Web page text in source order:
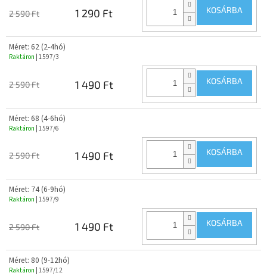
2 590 Ft 1 290 Ft KOSÁRBA
Méret: 62 (2-4hó)
Raktáron | 1597/3
2 590 Ft 1 490 Ft KOSÁRBA
Méret: 68 (4-6hó)
Raktáron | 1597/6
2 590 Ft 1 490 Ft KOSÁRBA
Méret: 74 (6-9hó)
Raktáron | 1597/9
2 590 Ft 1 490 Ft KOSÁRBA
Méret: 80 (9-12hó)
Raktáron | 1597/12